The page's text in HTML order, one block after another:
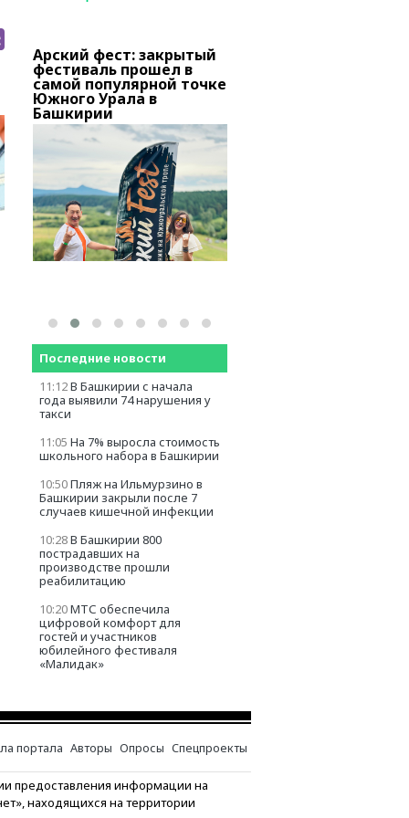
Арский фест: закрытый
фестиваль прошел в
самой популярной точке
Южного Урала в
Башкирии
Последние новости
11:12В Башкирии с начала
года выявили 74 нарушения у
такси
11:05 На 7% выросла стоимость
школьного набора в Башкирии
10:50Пляж на Ильмурзино в
Башкирии закрыли после 7
случаев кишечной инфекции
10:28В Башкирии 800
пострадавших на
производстве прошли
реабилитацию
10:20МТС обеспечила
цифровой комфорт для
гостей и участников
юбилейного фестиваля
«Малидак»
портала Авторы Опросы Спецпроекты
предоставления информации на
находящихся на территории